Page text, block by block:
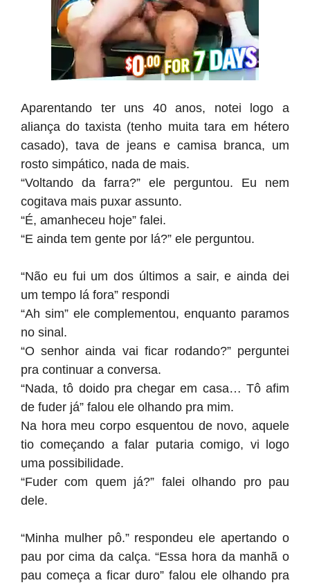
Aparentando ter uns 40 anos, notei logo a
aliança do taxista (tenho muita tara em hétero
casado), tava de jeans e camisa branca, um
rosto simpático, nada de mais.
“Voltando da farra?” ele perguntou. Eu nem
cogitava mais puxar assunto.
“É, amanheceu hoje” falei.
“E ainda tem gente por lá?” ele perguntou.
“Não eu fui um dos últimos a sair, e ainda dei
um tempo lá fora” respondi
“Ah sim” ele complementou, enquanto paramos
no sinal.
“O senhor ainda vai ficar rodando?” perguntei
pra continuar a conversa.
“Nada, tô doido pra chegar em casa… Tô afim
de fuder já” falou ele olhando pra mim.
Na hora meu corpo esquentou de novo, aquele
tio começando a falar putaria comigo, vi logo
uma possibilidade.
“Fuder com quem já?” falei olhando pro pau
dele.
“Minha mulher pô.” respondeu ele apertando o
pau por cima da calça. “Essa hora da manhã o
pau começa a ficar duro” falou ele olhando pra